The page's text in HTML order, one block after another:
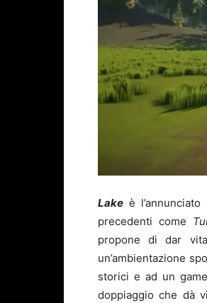
Lake è
precedenti come
propone di dar
un’ambientazione
storici e ad un
doppiaggio che dà